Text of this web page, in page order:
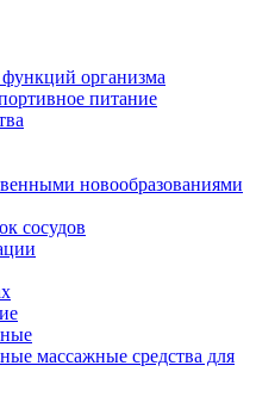
организма
питание
новообразованиями
сосудов
массажные средства для